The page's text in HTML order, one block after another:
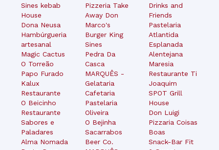
Sines kebab
House
Dona Neusa
Hambúrgueria
artesanal
Magic Cactus
O Torreão
Papo Furado
Kalux
Restaurante
O Beicinho
Restaurante
Sabores e
Paladares
Alma Nomada
Pizzeria Take
Away Don
Marco's
Burger King
Sines
Pedra Da
Casca
MARQUÊS -
Gelataria
Cafetaria
Pastelaria
Oliveira
O Bejinha
Sacarrabos
Beer Co.
Drinks and
Friends
Pastelaria
Atlantida
Esplanada
Alentejana
Maresia
Restaurante Ti
Joaquim
SPOT Grill
House
Don Luigi
Pizzaria Coisas
Boas
Snack-Bar Fit